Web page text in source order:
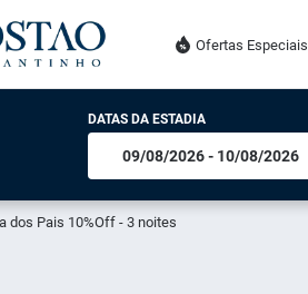
Ofertas Especiais
DATAS DA ESTADIA
dos Pais 10%Off - 3 noites